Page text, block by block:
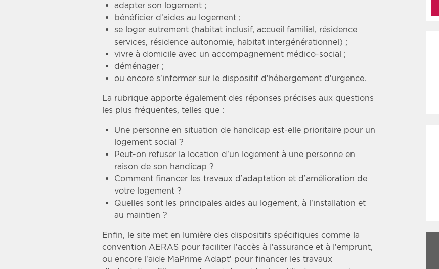
adapter son logement ;
bénéficier d’aides au logement ;
se loger autrement (habitat inclusif, accueil familial, résidence
services, résidence autonomie, habitat intergénérationnel) ;
vivre à domicile avec un accompagnement médico-social ;
déménager ;
ou encore s’informer sur le dispositif d’hébergement d’urgence.
La rubrique apporte également des réponses précises aux questions
les plus fréquentes, telles que :
Une personne en situation de handicap est-elle prioritaire pour un
logement social ?
Peut-on refuser la location d’un logement à une personne en
raison de son handicap ?
Comment financer les travaux d’adaptation et d’amélioration de
votre logement ?
Quelles sont les principales aides au logement, à l’installation et
au maintien ?
Enfin, le site met en lumière des dispositifs spécifiques comme la
convention AERAS pour faciliter l’accès à l’assurance et à l’emprunt,
ou encore l’aide MaPrime Adapt’ pour financer les travaux